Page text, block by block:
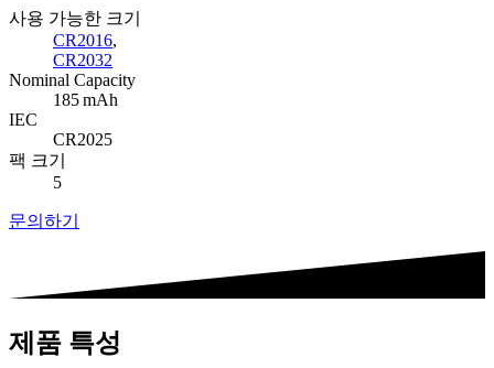
사용 가능한 크기
CR2016,
CR2032
Nominal Capacity
185 mAh
IEC
CR2025
팩 크기
5
문의하기
제품 특성